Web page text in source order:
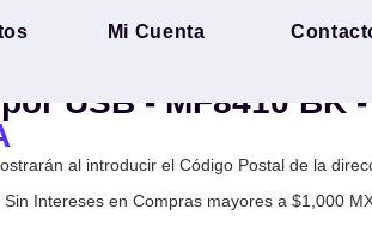
Mi Cuenta
Creative Stage SE
debajo del monitor
USB - MF8410 BK -
al introducir el Código Postal de la
Intereses en Compras mayores a $1,000